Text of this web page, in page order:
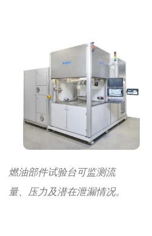
燃油部件试验台可监测流
量、压力及潜在泄漏情况。